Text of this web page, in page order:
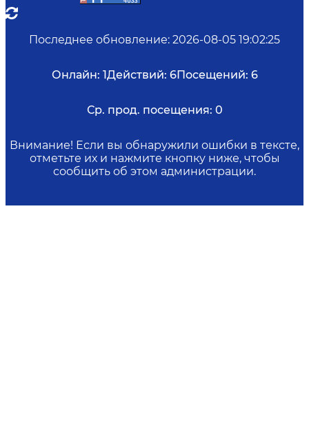
Последнее обновление: 2026-08-05 19:02:25
Онлайн: 1Действий: 6Посещений: 6
Ср. прод. посещения: 0
Внимание! Если вы обнаружили ошибки в тексте,
отметьте их и нажмите кнопку ниже, чтобы
сообщить об этом администрации.